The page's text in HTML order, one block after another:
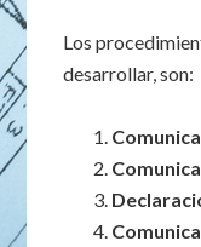
Los
desarrollar, son: